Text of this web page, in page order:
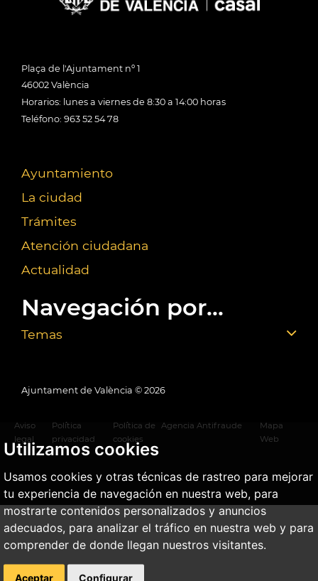
Utilizamos cookies
Usamos cookies y otras técnicas de rastreo para mejorar
tu experiencia de navegación en nuestra web, para
mostrarte contenidos personalizados y anuncios
adecuados, para analizar el tráfico en nuestra web y para
comprender de donde llegan nuestros visitantes.
Aceptar Configurar
Plaça de l'Ajuntament nº 1
46002 València
Horarios: lunes a viernes de 8:30 a 14:00 horas
Teléfono: 963 52 54 78
Ayuntamiento
La ciudad
Trámites
Atención ciudadana
Actualidad
Navegación por...
Temas
Ajuntament de València © 2026
Aviso
legal
Política
privacidad
Política de
cookies
Agencia Antifraude
Mapa
Web